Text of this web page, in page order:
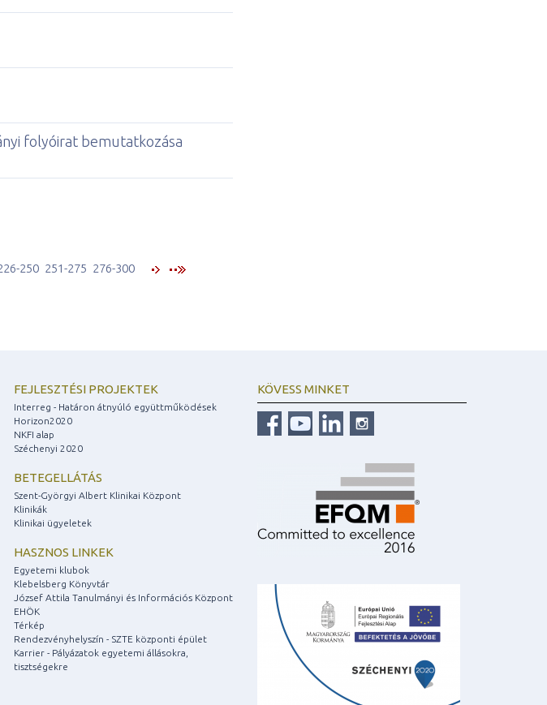
folyóirat bemutatkozása
250 251-275 276-300
FEJLESZTÉSI PROJEKTEK
Interreg - Határon átnyúló együttműködések
Horizon2020
NKFI alap
Széchenyi 2020
BETEGELLÁTÁS
Szent-Györgyi Albert Klinikai Központ
Klinikák
Klinikai ügyeletek
HASZNOS LINKEK
Egyetemi klubok
Klebelsberg Könyvtár
József Attila Tanulmányi és Információs Központ
EHÖK
Térkép
Rendezvényhelyszín - SZTE központi épület
Karrier - Pályázatok egyetemi állásokra,
tisztségekre
KÖVESS MINKET